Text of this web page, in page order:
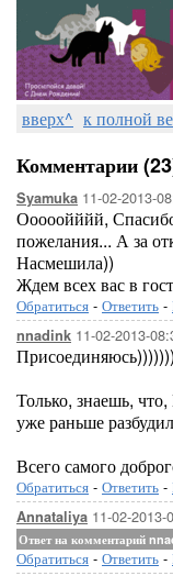
вверх^ к полной
Комментарии
Syamuka 11-02-2013-
Ооооойййй,
пожелания... А за
Насмешила))
Ждем всех вас в
Обратиться - Ответить -
nnadink 11-02-2013-
Только, знаешь,
уже раньше
Всего самого
Обратиться - Ответить -
Annataliya 11-02-2013-
Ответ на комментарий
Обратиться - Ответить -